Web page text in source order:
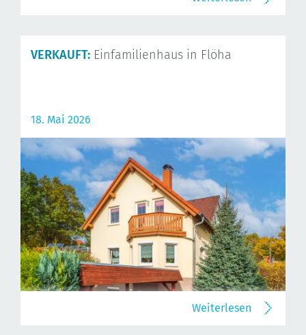
VERKAUFT: Einfamilienhaus in Flöha
18. Mai 2026
Weiterlesen